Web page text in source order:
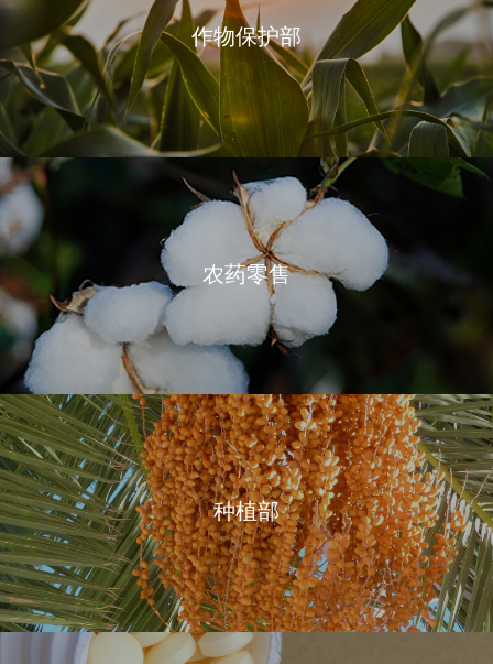
作物保护部
农药零售
种植部